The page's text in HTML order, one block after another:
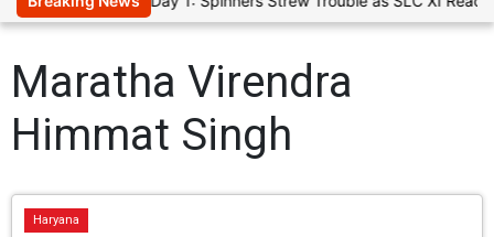
Maratha Virendra
Himmat Singh
Haryana